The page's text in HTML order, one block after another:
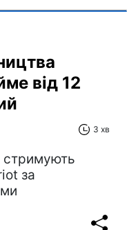
від 12
3 хв
стримують
за